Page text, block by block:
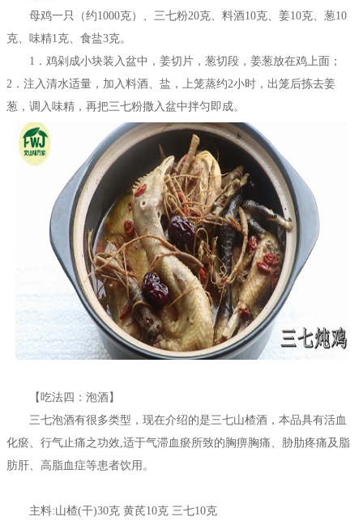
母鸡一只（约1000克）、三七粉20克、料酒10克、姜10克、葱10
克、味精1克、食盐3克。
1．鸡剁成小块装入盆中，姜切片，葱切段，姜葱放在鸡上面；
2．注入清水适量，加入料酒、盐，上笼蒸约2小时，出笼后拣去姜
葱，调入味精，再把三七粉撒入盆中拌匀即成。
【吃法四：泡酒】
三七泡酒有很多类型，现在介绍的是三七山楂酒，本品具有活血
化瘀、行气止痛之功效,适于气滞血瘀所致的胸痹胸痛、胁肋疼痛及脂
肪肝、高脂血症等患者饮用。
主料:山楂(干)30克 黄芪10克 三七10克